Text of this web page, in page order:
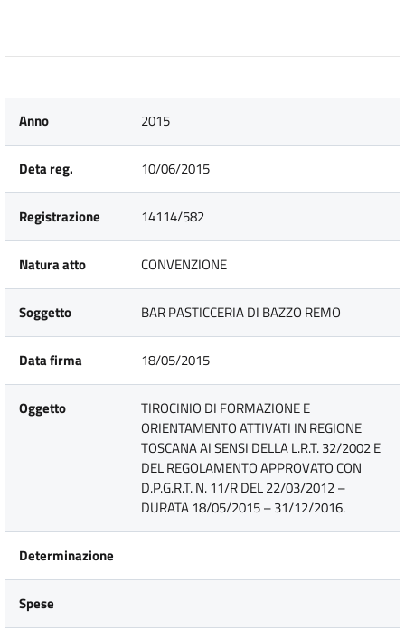
Anno 2015
Deta reg. 10/06/2015
Registrazione 14114/582
Natura atto CONVENZIONE
Soggetto BAR PASTICCERIA DI BAZZO REMO
Data firma 18/05/2015
Oggetto
TIROCINIO DI FORMAZIONE E
ORIENTAMENTO ATTIVATI IN REGIONE
TOSCANA AI SENSI DELLA L.R.T. 32/2002 E
DEL REGOLAMENTO APPROVATO CON
D.P.G.R.T. N. 11/R DEL 22/03/2012 –
DURATA 18/05/2015 – 31/12/2016.
Determinazione
Spese